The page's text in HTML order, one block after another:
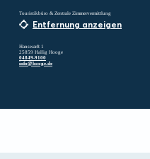
Touristikbüro & Zentrale Zimmervermittlung
Entfernung anzeigen
Hanswarft 1
25859 Hallig Hooge
04849-9100
info@hooge.de